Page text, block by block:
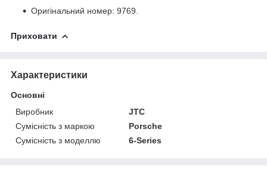
Оригінальний номер: 9769.
Приховати
Характеристики
Основні
Виробник
JTC
Сумісність з маркою
Porsche
Сумісність з моделлю
6-Series